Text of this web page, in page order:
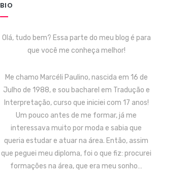
BIO
Olá, tudo bem? Essa parte do meu blog é para
que você me conheça melhor!
Me chamo Marcéli Paulino, nascida em 16 de
Julho de 1988, e sou bacharel em Tradução e
Interpretação, curso que iniciei com 17 anos!
Um pouco antes de me formar, já me
interessava muito por moda e sabia que
queria estudar e atuar na área. Então, assim
que peguei meu diploma, foi o que fiz: procurei
formações na área, que era meu sonho…